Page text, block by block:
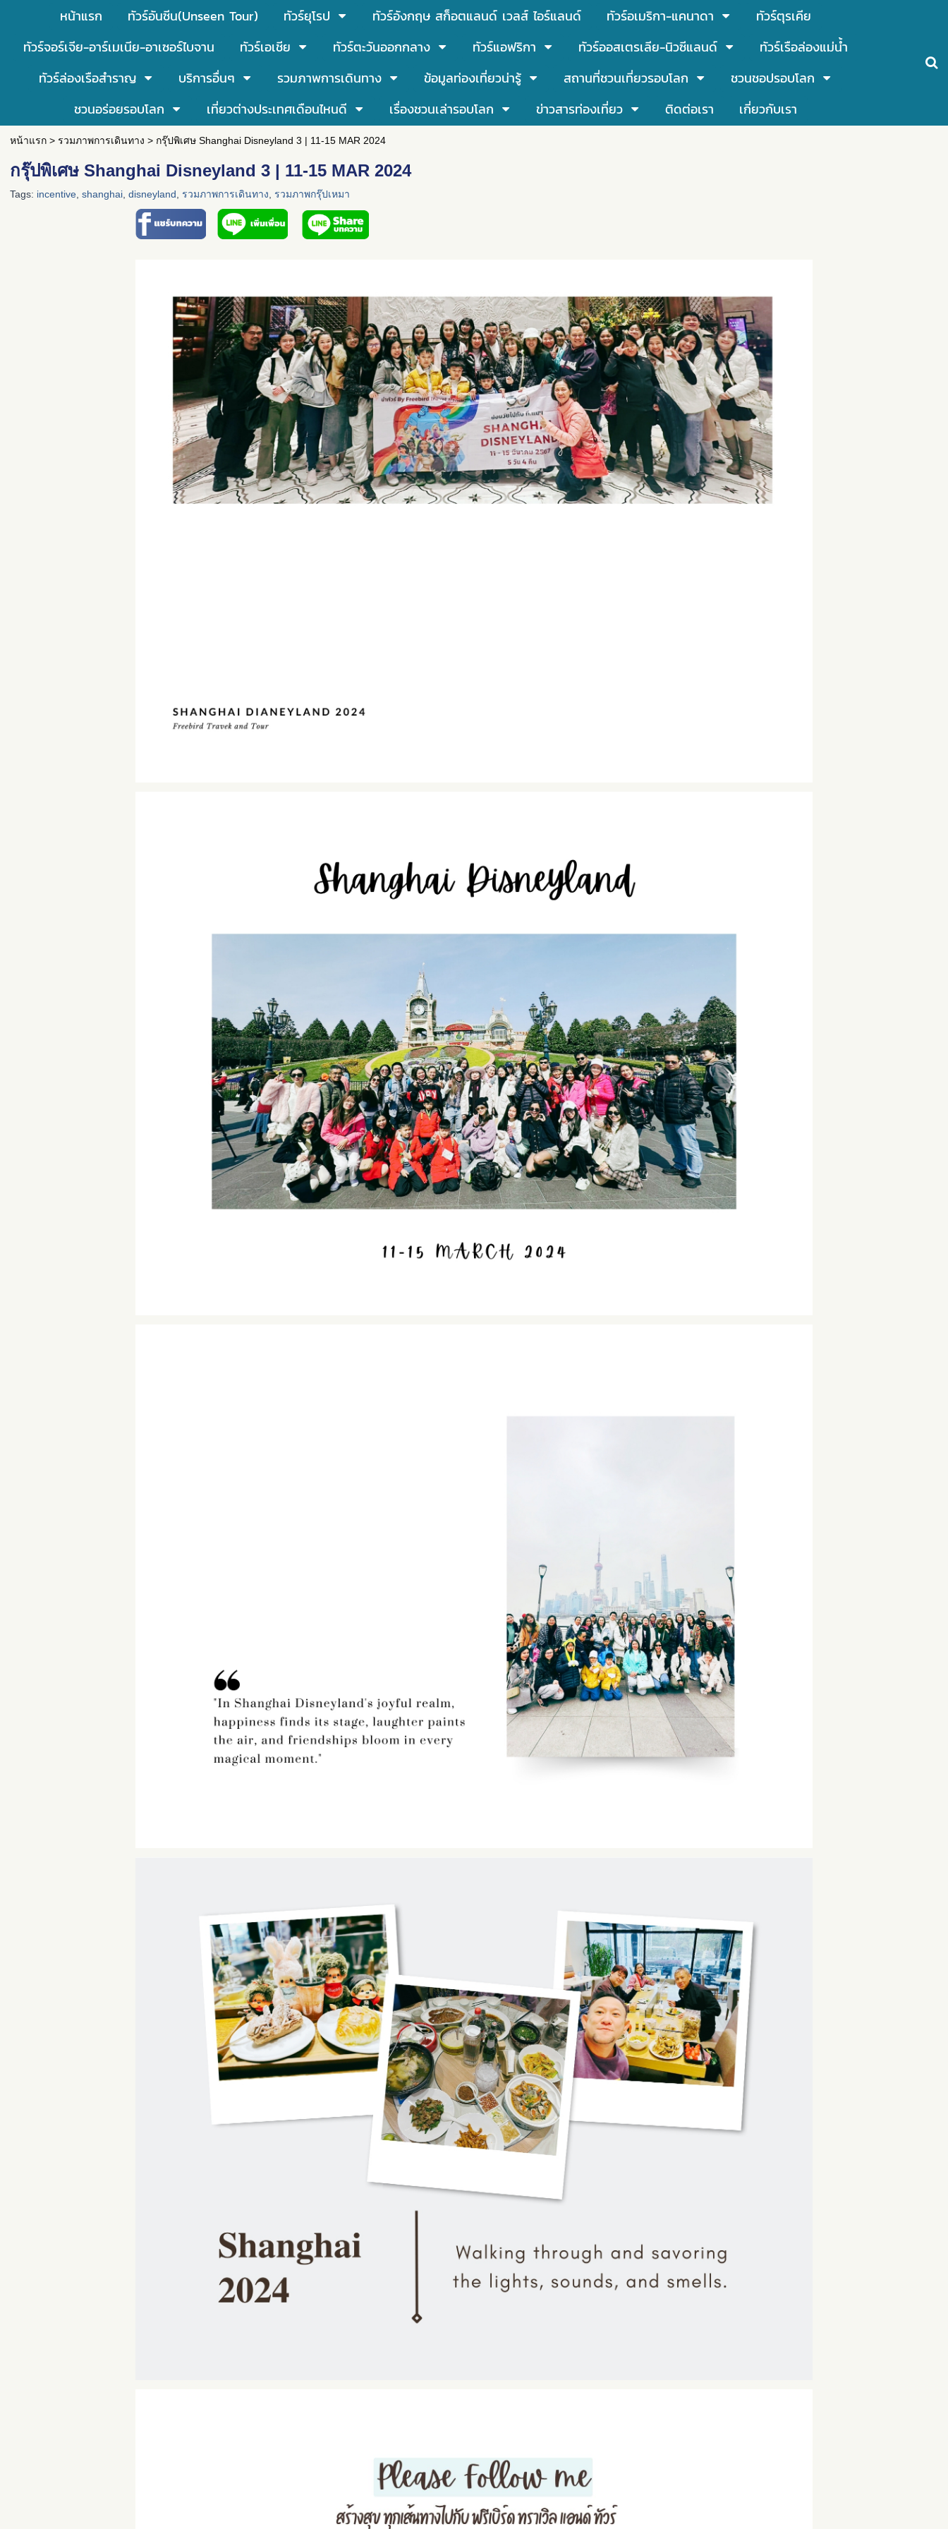
หน้าแรก ทัวร์อันซีน(Unseen Tour) ทัวร์ยุโรป ทัวร์อังกฤษ สก็อตแลนด์ เวลส์ ไอร์แลนด์ ทัวร์อเมริกา-แคนาดา
ทัวร์ตุรเคีย
ทัวร์จอร์เจีย-อาร์เมเนีย-อาเซอร์ไบจาน
ทัวร์เอเชีย ทัวร์ตะวันออกกลาง ทัวร์แอฟริกา ทัวร์ออสเตรเลีย-นิวซีแลนด์
ทัวร์เรือล่องแม่น้ำ
ทัวร์ล่องเรือสำราญ
บริการอื่นๆ รวมภาพการเดินทาง ข้อมูลท่องเที่ยวน่ารู้ สถานที่ชวนเที่ยวรอบโลก
ชวนชอปรอบโลก
ชวนอร่อยรอบโลก
เที่ยวต่างประเทศเดือนไหนดี เรื่องชวนเล่ารอบโลก ข่าวสารท่องเที่ยว ติดต่อเรา เกี่ยวกับเรา
หน้าแรก> รวมภาพการเดินทาง > กรุ๊ปพิเศษ Shanghai Disneyland 3 | 11-15 MAR 2024
กรุ๊ปพิเศษ Shanghai Disneyland 3 | 11-15 MAR 2024
Tags: incentive shanghai disneyland รวมภาพการเดินทาง รวมภาพกรุ๊ปเหมา